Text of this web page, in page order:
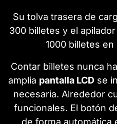
Su tolva trasera de
300 billetes y el
1000 billetes
Contar billetes nunca
amplia pantalla LCDse
necesaria. Alrededor
funcionales. El botón
de forma automática